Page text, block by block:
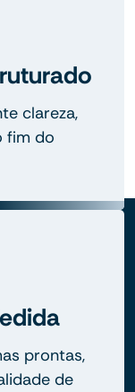
clareza,
fim do
prontas,
de